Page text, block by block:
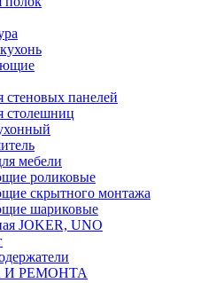
стеновых панелей
столешниц
мебели
роликовые
скрытного монтажа
шариковые
JOKER, UNO
РЕМОНТА